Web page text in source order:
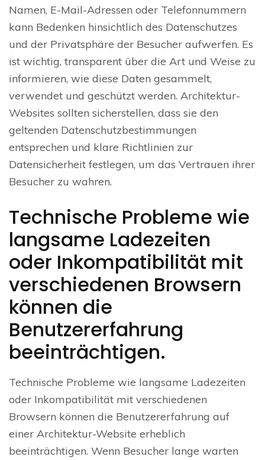
Namen, E-Mail-Adressen oder Telefonnummern
kann Bedenken hinsichtlich des Datenschutzes
und der Privatsphäre der Besucher aufwerfen. Es
ist wichtig, transparent über die Art und Weise zu
informieren, wie diese Daten gesammelt,
verwendet und geschützt werden. Architektur-
Websites sollten sicherstellen, dass sie den
geltenden Datenschutzbestimmungen
entsprechen und klare Richtlinien zur
Datensicherheit festlegen, um das Vertrauen ihrer
Besucher zu wahren.
Technische Probleme wie
langsame Ladezeiten
oder Inkompatibilität mit
verschiedenen Browsern
können die
Benutzererfahrung
beeinträchtigen.
Technische Probleme wie langsame Ladezeiten
oder Inkompatibilität mit verschiedenen
Browsern können die Benutzererfahrung auf
einer Architektur-Website erheblich
beeinträchtigen. Wenn Besucher lange warten